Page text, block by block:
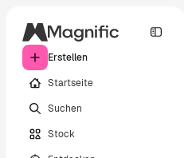
Erstellen
Startseite
Suchen
Stock